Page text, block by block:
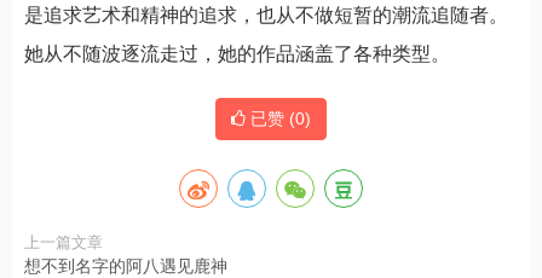
是追求艺术和精神的追求，也从不做短暂的潮流追随者。
她从不随波逐流走过，她的作品涵盖了各种类型。
已赞 (0)
上一篇文章
想不到名字的阿八遇见鹿神